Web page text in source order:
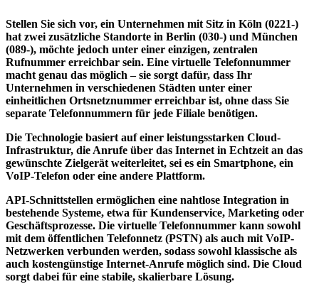
Stellen Sie sich vor, ein Unternehmen mit Sitz in Köln (0221-)
hat zwei zusätzliche Standorte in Berlin (030-) und München
(089-), möchte jedoch unter einer einzigen, zentralen
Rufnummer erreichbar sein. Eine virtuelle Telefonnummer
macht genau das möglich – sie sorgt dafür, dass Ihr
Unternehmen in verschiedenen Städten unter einer
einheitlichen Ortsnetznummer erreichbar ist, ohne dass Sie
separate Telefonnummern für jede Filiale benötigen.
Die Technologie basiert auf einer leistungsstarken Cloud-
Infrastruktur, die Anrufe über das Internet in Echtzeit an das
gewünschte Zielgerät weiterleitet, sei es ein Smartphone, ein
VoIP-Telefon oder eine andere Plattform.
API-Schnittstellen ermöglichen eine nahtlose Integration in
bestehende Systeme, etwa für Kundenservice, Marketing oder
Geschäftsprozesse. Die virtuelle Telefonnummer kann sowohl
mit dem öffentlichen Telefonnetz (PSTN) als auch mit VoIP-
Netzwerken verbunden werden, sodass sowohl klassische als
auch kostengünstige Internet-Anrufe möglich sind. Die Cloud
sorgt dabei für eine stabile, skalierbare Lösung.